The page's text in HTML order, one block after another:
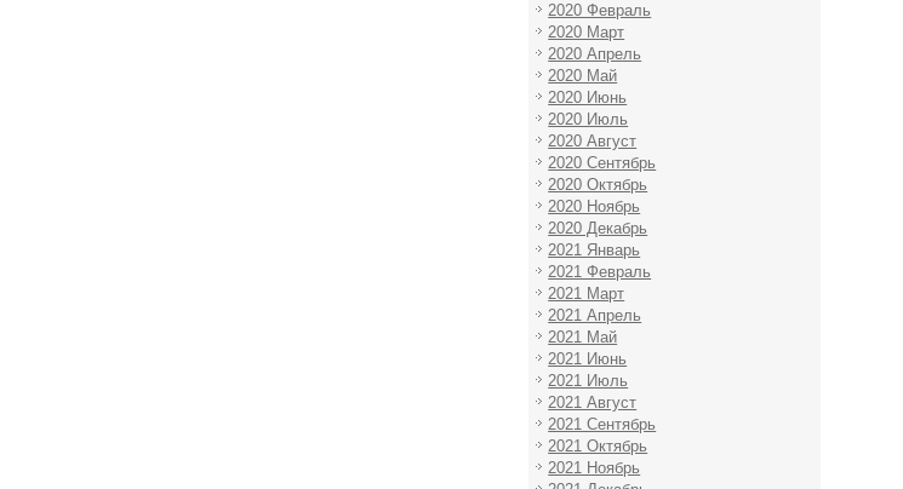
2020 Февраль
2020 Март
2020 Апрель
2020 Май
2020 Июнь
2020 Июль
2020 Август
2020 Сентябрь
2020 Октябрь
2020 Ноябрь
2020 Декабрь
2021 Январь
2021 Февраль
2021 Март
2021 Апрель
2021 Май
2021 Июнь
2021 Июль
2021 Август
2021 Сентябрь
2021 Октябрь
2021 Ноябрь